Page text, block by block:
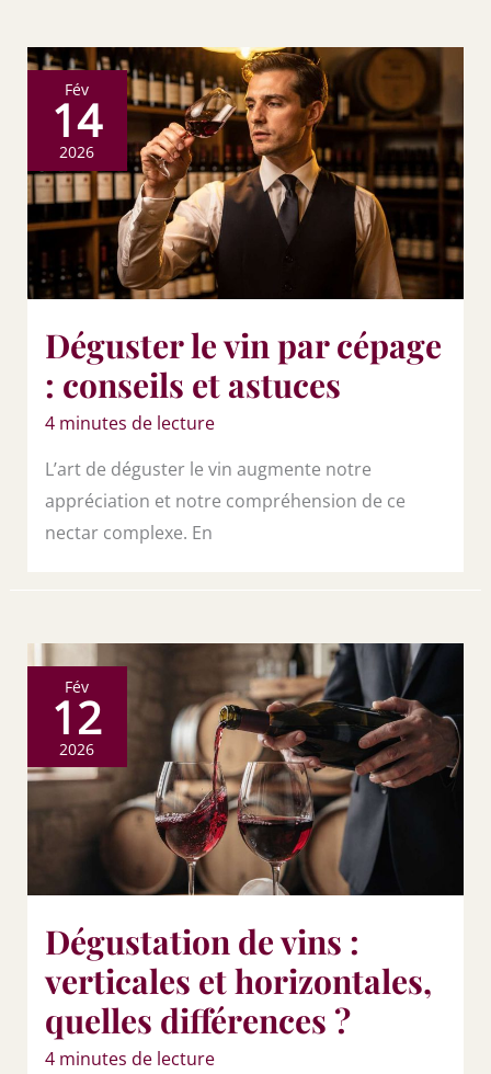
Fév
14
2026
Déguster le vin par cépage
: conseils et astuces
4 minutes de lecture
L’art de déguster le vin augmente notre
appréciation et notre compréhension de ce
nectar complexe. En
Fév
12
2026
Dégustation de vins :
verticales et horizontales,
quelles différences ?
4 minutes de lecture